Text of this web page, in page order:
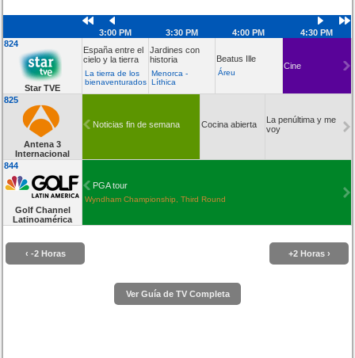
3:00 PM 3:30 PM 4:00 PM
4:30 PM
824
Star TVE
España entre el
cielo y la tierra
La tierra de los
bienaventurados
Jardines con
historia
Menorca -
Líthica
Beatus Ille
Áreu
Cine
825
Antena 3
Internacional
Noticias fin de semana Cocina abierta
La penúltima y me
voy
844
Golf Channel
Latinoamérica
PGA tour
Wyndham Championship, Third Round
‹ -2 Horas +2 Horas ›
Ver Guía de TV Completa